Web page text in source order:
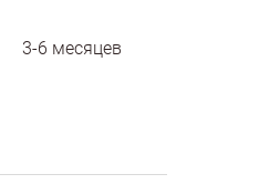
3-6 месяцев